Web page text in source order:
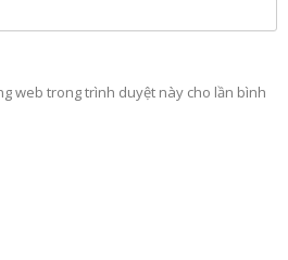
web trong trình duyệt này cho lần bình